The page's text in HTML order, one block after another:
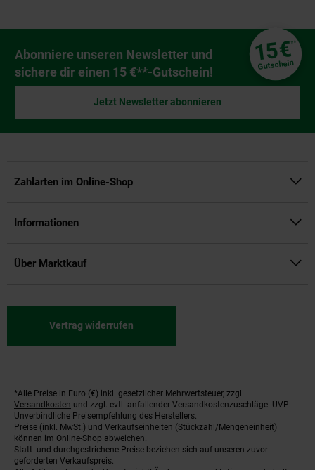
Newsletter Anmeldung
Abonniere unseren Newsletter und
sichere dir einen 15 €**-Gutschein!
15€**
Gutschein
Jetzt Newsletter abonnieren
Zahlarten im Online-Shop
Informationen
Über Marktkauf
Vertrag widerrufen
Fußnoten
*Alle Preise in Euro (€) inkl. gesetzlicher Mehrwertsteuer, zzgl.
Versandkosten und zzgl. evtl. anfallender Versandkostenzuschläge. UVP:
Unverbindliche Preisempfehlung des Herstellers.
Preise (inkl. MwSt.) und Verkaufseinheiten (Stückzahl/Mengeneinheit)
können im Online-Shop abweichen.
Statt- und durchgestrichene Preise beziehen sich auf unseren zuvor
geforderten Verkaufspreis.